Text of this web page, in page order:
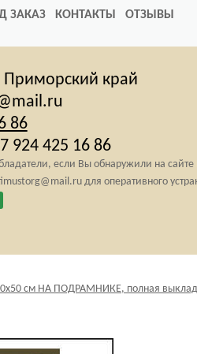
ЗАКАЗ КОНТАКТЫ
ОТЗЫВЫ
Приморский край
86
924 425 16 86
если Вы обнаружили на
для оперативного
см НА ПОДРАМНИКЕ, полная